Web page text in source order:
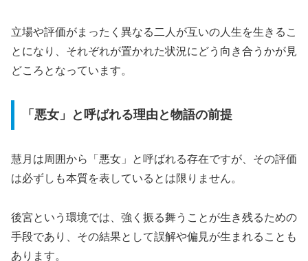
立場や評価がまったく異なる二人が互いの人生を生きるこ
とになり、それぞれが置かれた状況にどう向き合うかが見
どころとなっています。
「悪女」と呼ばれる理由と物語の前提
慧月は周囲から「悪女」と呼ばれる存在ですが、その評価
は必ずしも本質を表しているとは限りません。
後宮という環境では、強く振る舞うことが生き残るための
手段であり、その結果として誤解や偏見が生まれることも
あります。